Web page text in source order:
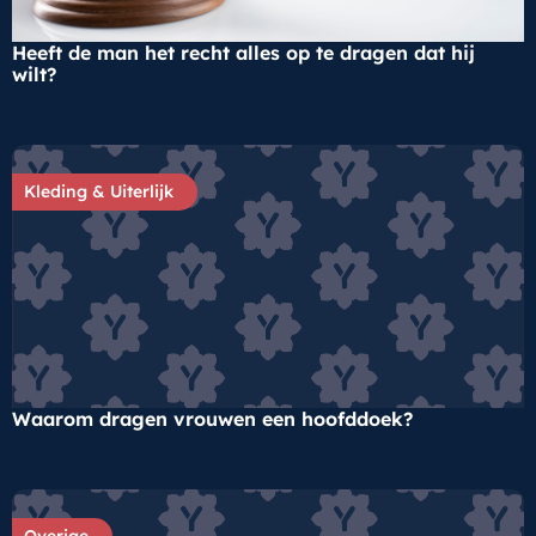
Heeft de man het recht alles op te dragen dat hij
wilt?
Kleding & Uiterlijk
Waarom dragen vrouwen een hoofddoek?